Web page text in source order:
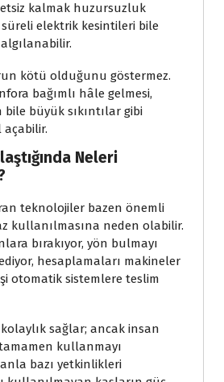
kalmak huzursuzluk
elektrik kesintileri bile
kötü olduğunu göstermez.
bağımlı hâle gelmesi,
büyük sıkıntılar gibi
açabilir.
Neleri
teknolojiler bazen önemli
kullanılmasına neden olabilir.
bırakıyor, yön bulmayı
hesaplamaları makineler
otomatik sistemlere teslim
sağlar; ancak insan
kullanmayı
bazı yetkinlikleri